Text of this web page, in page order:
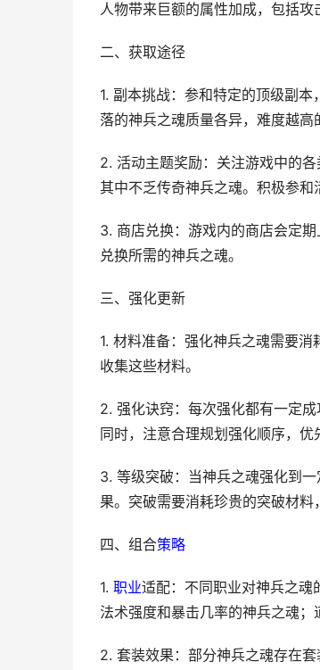
人物带来巨额的属性加成，包括攻
二、获取途径
1. 副本挑战：参和特定的顶级副
落的神兵之魂质量各异，难度越高
2. 活动主题奖励：关注游戏中的
其中不乏传奇神兵之魂。积极参和
3. 商店兑换：游戏内的商店会定
兑换所需的神兵之魂。
三、强化更新
1. 材料准备：强化神兵之魂需要
收集这些材料。
2. 强化诀窍：每次强化都有一定
同时，注意合理规划强化顺序，优
3. 等级突破：当神兵之魂强化到
果。突破需要消耗珍贵的突破材料
四、组合策略
1. 职业适配：不同职业对神兵之魂
法术强度和暴击几率的神兵之魂；
2. 套装效果：部分神兵之魂存在